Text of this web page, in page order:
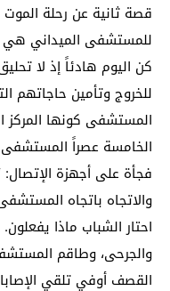
قصة ثانية عن رحلة
للمستشفى الميداني
كن اليوم هادئاً إذ لا
للخروج وتأمين حاجاتهم
المستشفى كونها المركز
الخامسة عصراً المستشفى
فجأة على أجهزة
والاتجاه باتجاه
احتار الشباب ماذا
والجرحى، وطاقم
القصف أوفي تلقي